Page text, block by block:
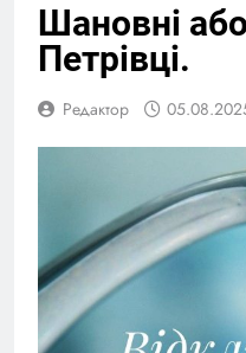
Шановні
Петрівці.
Редактор